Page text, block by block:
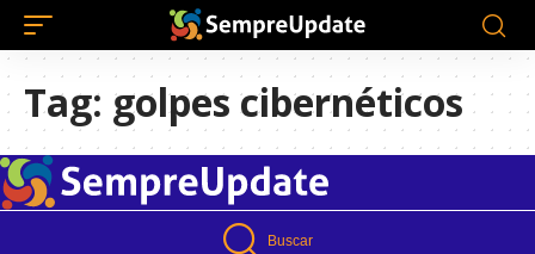
Tag: golpes cibernéticos
Buscar